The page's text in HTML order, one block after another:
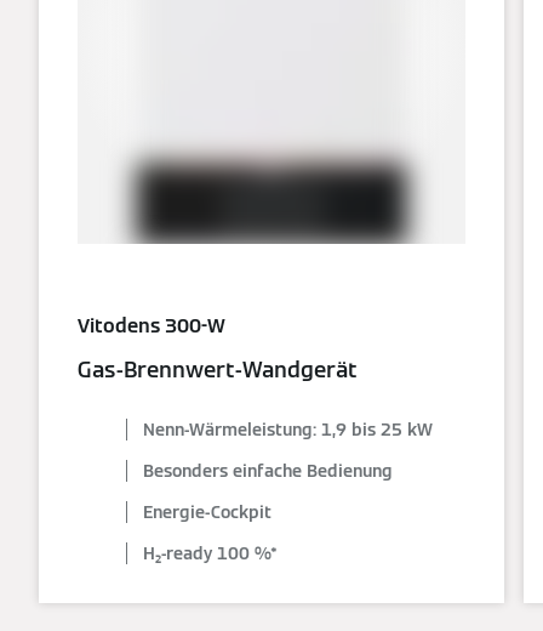
Vitodens 300-W
Gas-Brennwert-Wandgerät
Nenn-Wärmeleistung: 1,9 bis 25 kW
Besonders einfache Bedienung
Energie-Cockpit
H₂-ready 100 %*